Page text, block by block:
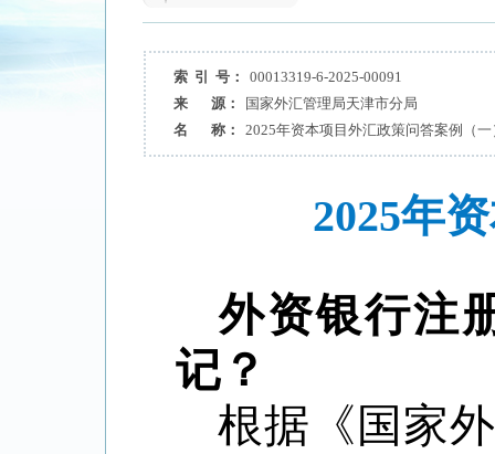
索 引 号：
00013319-6-2025-00091
来 源：
国家外汇管理局天津市分局
名 称：
2025年资本项目外汇政策问答案例（一
2025年
外资银行注
记？
根据《国家